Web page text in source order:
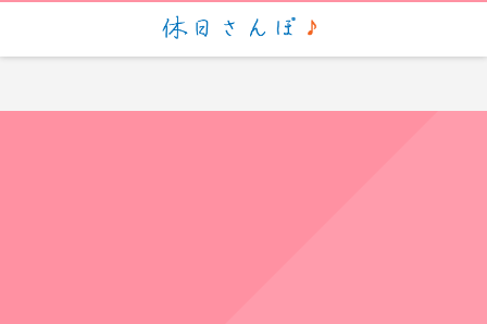
script> (function(i,s,o,g,r,a,m){i['GoogleAnalyticsObject']=r;i[r]=i[r]||function(){ (i[r].q=i[r].q||
[]).push(arguments)},i[r].l=1*new Date();a=s.createElement(o), m=s.getElementsByTagName(o)
[0];a.async=1;a.src=g;m.parentNode.insertBefore(a,m) })
(window,document,'script','https://www.google-analytics.com/analytics.js','ga'); ga('create', 'UA-